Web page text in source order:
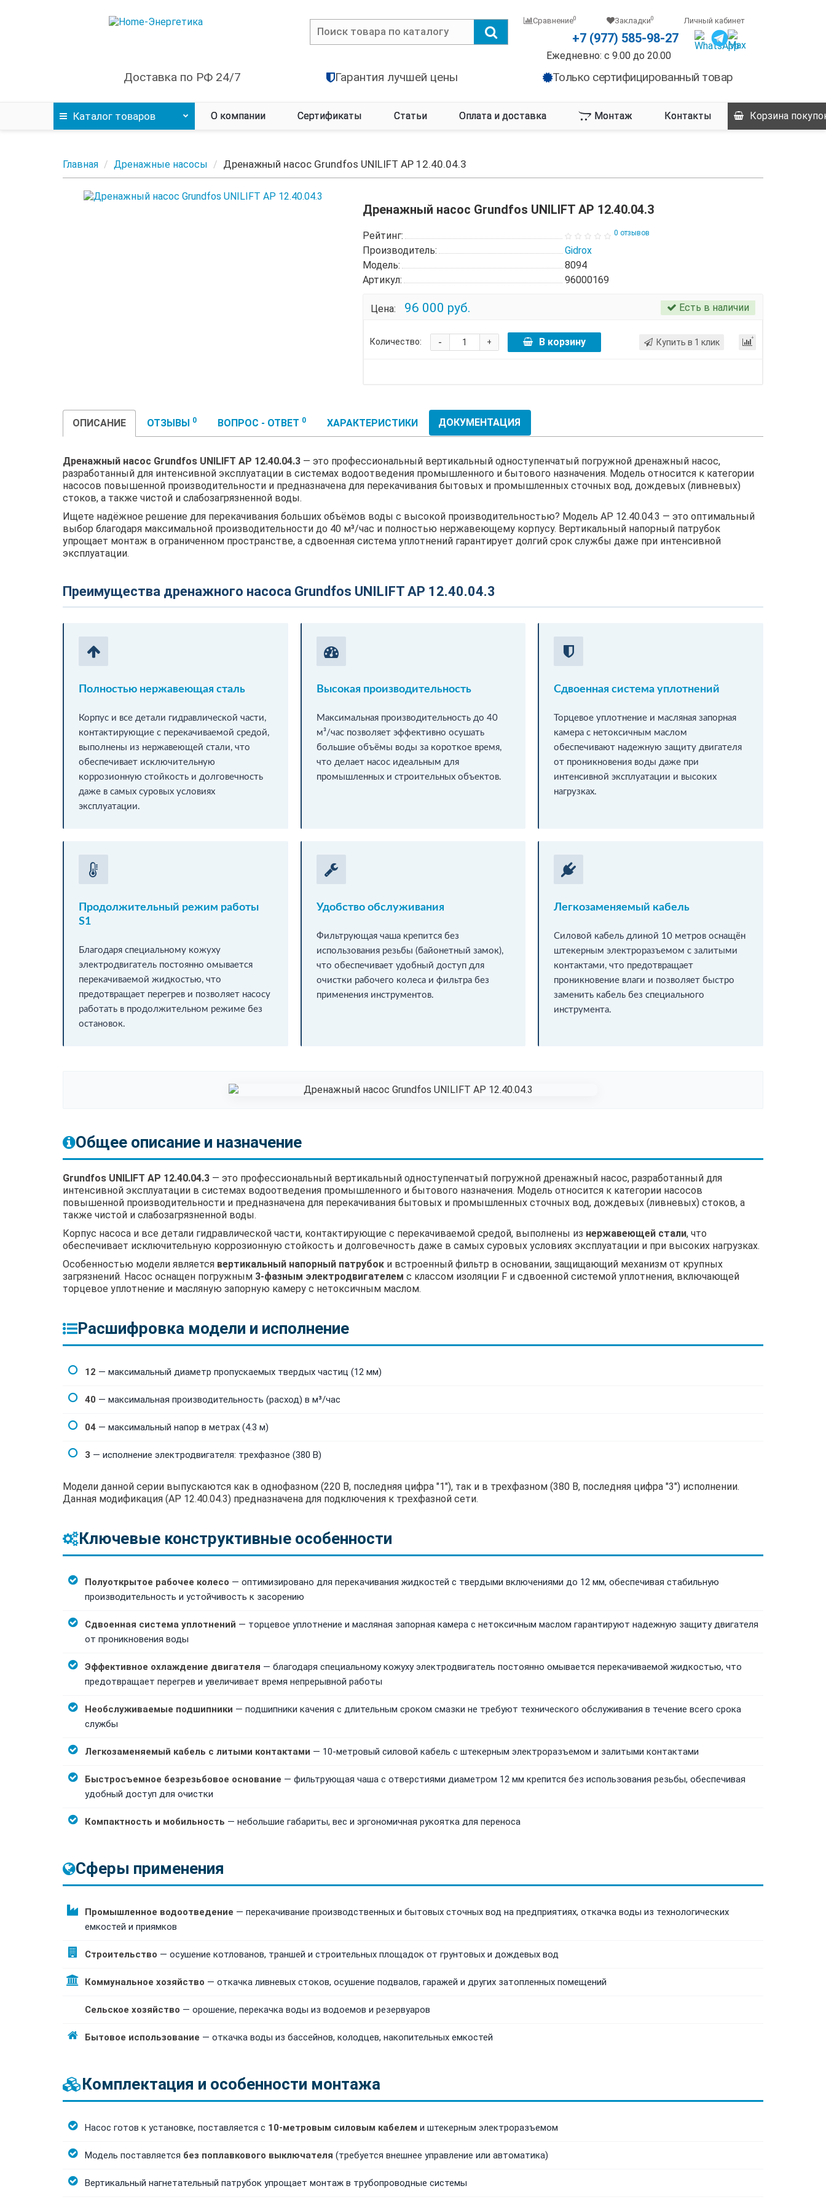
Сравнение0 Закладки0 Личный кабинет
+7 (977) 585-98-27
Ежедневно: с 9.00 до 20.00
Доставка по РФ 24/7 Гарантия лучшей цены Только сертифицированный товар
Каталог товаров О компании Сертификаты Статьи Оплата и доставка Монтаж Контакты Корзина
Главная Дренажные насосы Дренажный насос Grundfos UNILIFT AP 12.40.04.3
Дренажный насос Grundfos UNILIFT AP 12.40.04.3
Рейтинг: 0 отзывов
Производитель:
Gidrox
Модель:
8094
Артикул:
96000169
Цена: 96 000 руб. Есть в наличии
Количество: +
- В корзину Купить в 1 клик
ОПИСАНИЕ ОТЗЫВЫ 0 ВОПРОС - ОТВЕТ 0 ХАРАКТЕРИСТИКИ ДОКУМЕНТАЦИЯ
Дренажный насос Grundfos UNILIFT AP 12.40.04.3 — это профессиональный вертикальный одноступенчатый погружной дренажный насос,
разработанный для интенсивной эксплуатации в системах водоотведения промышленного и бытового назначения. Модель относится к категории
насосов повышенной производительности и предназначена для перекачивания бытовых и промышленных сточных вод, дождевых (ливневых)
стоков, а также чистой и слабозагрязненной воды.
Ищете надёжное решение для перекачивания больших объёмов воды с высокой производительностью? Модель AP 12.40.04.3 — это оптимальный
выбор благодаря максимальной производительности до 40 м³/час и полностью нержавеющему корпусу. Вертикальный напорный патрубок
упрощает монтаж в ограниченном пространстве, а сдвоенная система уплотнений гарантирует долгий срок службы даже при интенсивной
эксплуатации.
Преимущества дренажного насоса Grundfos UNILIFT AP 12.40.04.3
Полностью нержавеющая сталь
Корпус и все детали гидравлической части,
контактирующие с перекачиваемой средой,
выполнены из нержавеющей стали, что
обеспечивает исключительную
коррозионную стойкость и долговечность
даже в самых суровых условиях
эксплуатации.
Высокая производительность
Максимальная производительность до 40
м³/час позволяет эффективно осушать
большие объёмы воды за короткое время,
что делает насос идеальным для
промышленных и строительных объектов.
Сдвоенная система уплотнений
Торцевое уплотнение и масляная запорная
камера с нетоксичным маслом
обеспечивают надежную защиту двигателя
от проникновения воды даже при
интенсивной эксплуатации и высоких
нагрузках.
Продолжительный режим работы
S1
Благодаря специальному кожуху
электродвигатель постоянно омывается
перекачиваемой жидкостью, что
предотвращает перегрев и позволяет насосу
работать в продолжительном режиме без
остановок.
Удобство обслуживания
Фильтрующая чаша крепится без
использования резьбы (байонетный замок),
что обеспечивает удобный доступ для
очистки рабочего колеса и фильтра без
применения инструментов.
Легкозаменяемый кабель
Силовой кабель длиной 10 метров оснащён
штекерным электроразъемом с залитыми
контактами, что предотвращает
проникновение влаги и позволяет быстро
заменить кабель без специального
инструмента.
Общее описание и назначение
Grundfos UNILIFT AP 12.40.04.3 — это профессиональный вертикальный одноступенчатый погружной дренажный насос, разработанный для
интенсивной эксплуатации в системах водоотведения промышленного и бытового назначения. Модель относится к категории насосов
повышенной производительности и предназначена для перекачивания бытовых и промышленных сточных вод, дождевых (ливневых) стоков, а
также чистой и слабозагрязненной воды.
Корпус насоса и все детали гидравлической части, контактирующие с перекачиваемой средой, выполнены из нержавеющей стали, что
обеспечивает исключительную коррозионную стойкость и долговечность даже в самых суровых условиях эксплуатации и при высоких нагрузках.
Особенностью модели является вертикальный напорный патрубок и встроенный фильтр в основании, защищающий механизм от крупных
загрязнений. Насос оснащен погружным 3-фазным электродвигателем с классом изоляции F и сдвоенной системой уплотнения, включающей
торцевое уплотнение и масляную запорную камеру с нетоксичным маслом.
Расшифровка модели и исполнение
12 — максимальный диаметр пропускаемых твердых частиц (12 мм)
40 — максимальная производительность (расход) в м³/час
04 — максимальный напор в метрах (4.3 м)
3 — исполнение электродвигателя: трехфазное (380 В)
Модели данной серии выпускаются как в однофазном (220 В, последняя цифра "1"), так и в трехфазном (380 В, последняя цифра "3") исполнении.
Данная модификация (AP 12.40.04.3) предназначена для подключения к трехфазной сети.
Ключевые конструктивные особенности
Полуоткрытое рабочее колесо — оптимизировано для перекачивания жидкостей с твердыми включениями до 12 мм, обеспечивая стабильную
производительность и устойчивость к засорению
Сдвоенная система уплотнений — торцевое уплотнение и масляная запорная камера с нетоксичным маслом гарантируют надежную защиту двигателя
от проникновения воды
Эффективное охлаждение двигателя — благодаря специальному кожуху электродвигатель постоянно омывается перекачиваемой жидкостью, что
предотвращает перегрев и увеличивает время непрерывной работы
Необслуживаемые подшипники — подшипники качения с длительным сроком смазки не требуют технического обслуживания в течение всего срока
службы
Легкозаменяемый кабель с литыми контактами — 10-метровый силовой кабель с штекерным электроразъемом и залитыми контактами
Быстросъемное безрезьбовое основание — фильтрующая чаша с отверстиями диаметром 12 мм крепится без использования резьбы, обеспечивая
удобный доступ для очистки
Компактность и мобильность — небольшие габариты, вес и эргономичная рукоятка для переноса
Сферы применения
Промышленное водоотведение — перекачивание производственных и бытовых сточных вод на предприятиях, откачка воды из технологических
емкостей и приямков
Строительство — осушение котлованов, траншей и строительных площадок от грунтовых и дождевых вод
Коммунальное хозяйство — откачка ливневых стоков, осушение подвалов, гаражей и других затопленных помещений
Сельское хозяйство — орошение, перекачка воды из водоемов и резервуаров
Бытовое использование — откачка воды из бассейнов, колодцев, накопительных емкостей
Комплектация и особенности монтажа
Насос готов к установке, поставляется с 10-метровым силовым кабелем и штекерным электроразъемом
Модель поставляется без поплавкового выключателя (требуется внешнее управление или автоматика)
Вертикальный нагнетательный патрубок упрощает монтаж в трубопроводные системы